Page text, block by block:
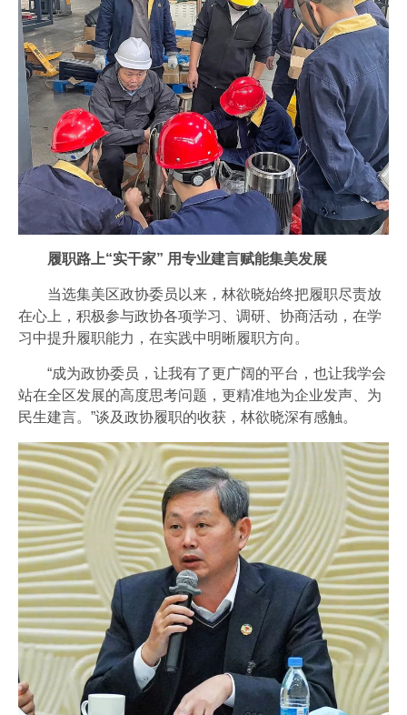
履职路上“实干家” 用专业建言赋能集美发展
当选集美区政协委员以来，林欲晓始终把履职尽责放
在心上，积极参与政协各项学习、调研、协商活动，在学
习中提升履职能力，在实践中明晰履职方向。
“成为政协委员，让我有了更广阔的平台，也让我学会
站在全区发展的高度思考问题，更精准地为企业发声、为
民生建言。”谈及政协履职的收获，林欲晓深有感触。